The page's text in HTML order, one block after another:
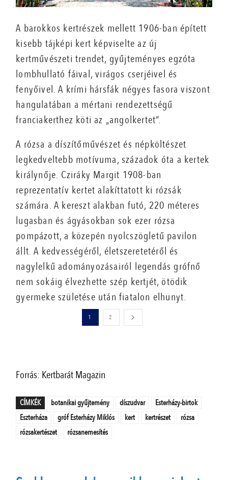
A barokkos kertrészek mellett 1906-ban épített
kisebb tájképi kert képviselte az új
kertművészeti trendet, gyűjteményes egzóta
lombhullató fáival, virágos cserjéivel és
fenyőivel. A krími hársfák négyes fasora viszont
hangulatában a mértani rendezettségű
franciakerthez köti az „angolkertet”.
A rózsa a díszítőművészet és népköltészet
legkedveltebb motívuma, századok óta a kertek
királynője. Cziráky Margit 1908-ban
reprezentatív kertet alakíttatott ki rózsák
számára. A kereszt alakban futó, 220 méteres
lugasban és ágyásokban sok ezer rózsa
pompázott, a közepén nyolcszögletű pavilon
állt. A kedvességéről, életszeretetéről és
nagylelkű adományozásairól legendás grófnő
nem sokáig élvezhette szép kertjét, ötödik
gyermeke születése után fiatalon elhunyt.
1 2
Forrás: Kertbarát Magazin
CÍMKÉK botanikai gyűjtemény díszudvar
Esterházy-birtok
Eszterháza
gróf Esterházy Miklós kert kertrészet
rózsa
rózsakertészet
rózsanemesítés